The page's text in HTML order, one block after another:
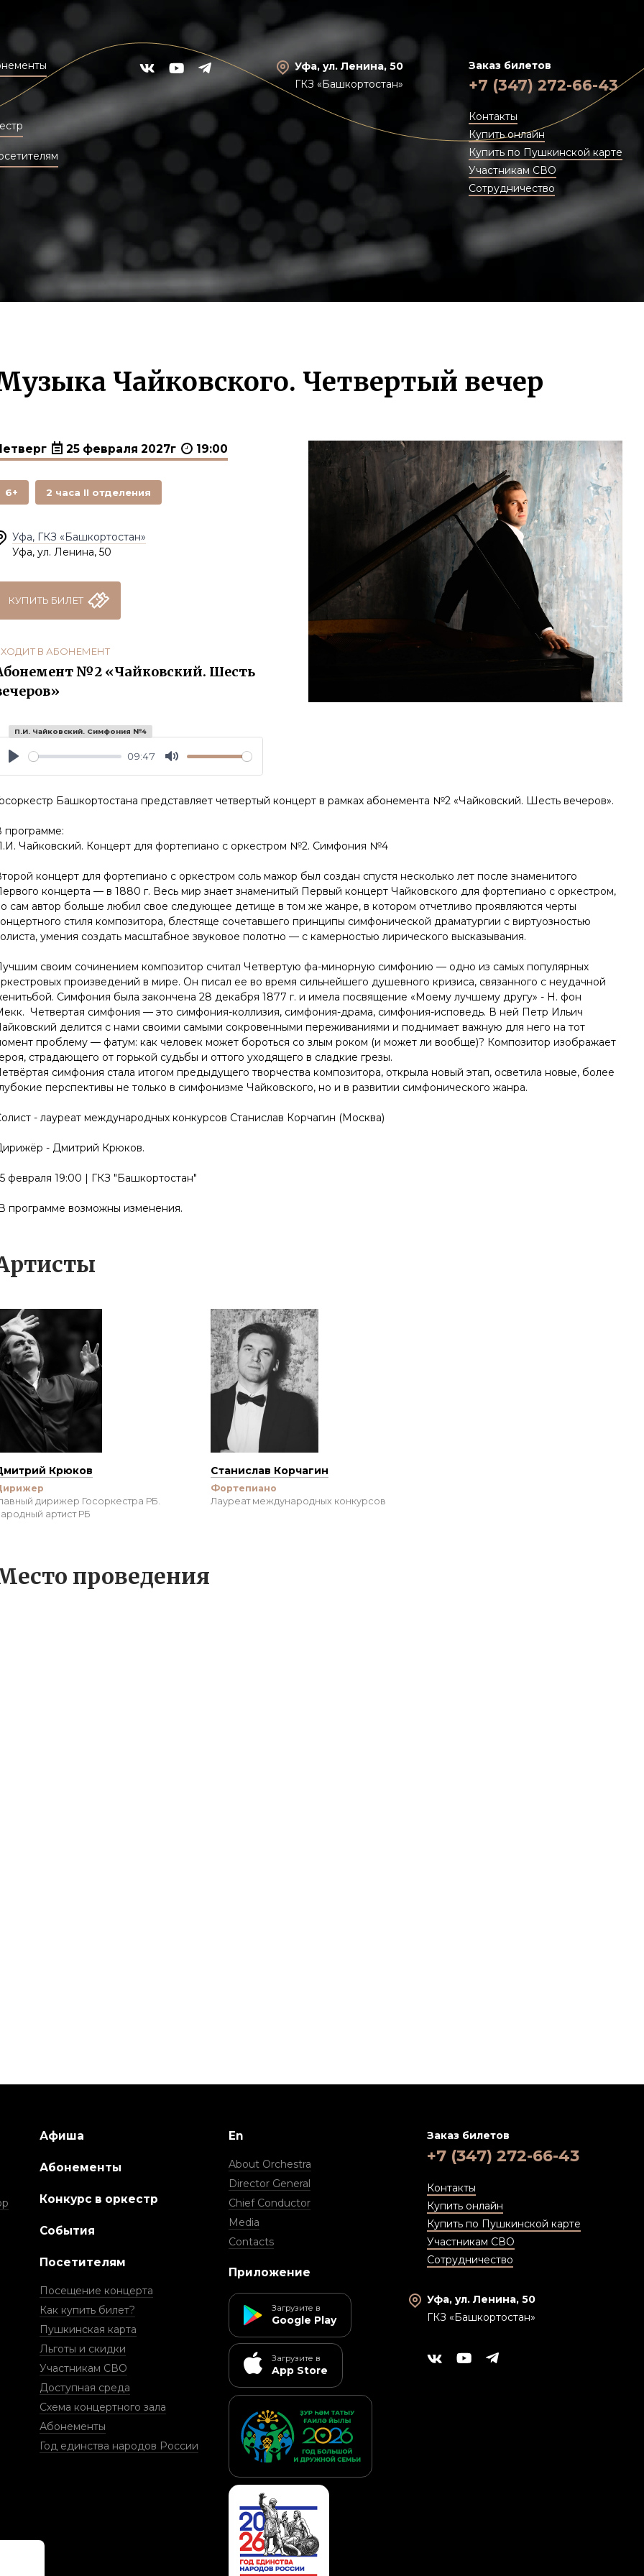
Уфа, ул. Ленина, 50
ГКЗ «Башкортостан»
Заказ билетов
+7 (347) 272-66-43
Контакты
Купить онлайн
Купить по Пушкинской карте
Участникам СВО
Сотрудничество
Чайковского. Четвертый вечер
25 февраля 2027г 19:00
6+ 2 часа II отделения
Уфа, ГКЗ «Башкортостан»
Уфа, ул. Ленина, 50
КУПИТЬ БИЛЕТ
В АБОНЕМЕНТ
№2 «Чайковский. Шесть
09:47
П.И. Чайковский. Симфония №4
Башкортостана представляет четвертый концерт в рамках абонемента №2 «Чайковский. Шесть вечеров».
программе:
Чайковский. Концерт для фортепиано с оркестром №2. Симфония №4
концерт для фортепиано с оркестром соль мажор был создан спустя несколько лет после знаменитого
концерта — в 1880 г. Весь мир знает знаменитый Первый концерт Чайковского для фортепиано с оркестром,
сам автор больше любил свое следующее детище в том же жанре, в котором отчетливо проявляются черты
стиля композитора, блестяще сочетавшего принципы симфонической драматургии с виртуозностью
умения создать масштабное звуковое полотно — с камерностью лирического высказывания.
своим сочинением композитор считал Четвертую фа-минорную симфонию — одно из самых популярных
произведений в мире. Он писал ее во время сильнейшего душевного кризиса, связанного с неудачной
Симфония была закончена 28 декабря 1877 г. и имела посвящение «Моему лучшему другу» - Н. фон
Четвертая симфония — это симфония-коллизия, симфония-драма, симфония-исповедь. В ней Петр Ильич
делится с нами своими самыми сокровенными переживаниями и поднимает важную для него на тот
проблему — фатум: как человек может бороться со злым роком (и может ли вообще)? Композитор изображает
страдающего от горькой судьбы и оттого уходящего в сладкие грезы.
симфония стала итогом предыдущего творчества композитора, открыла новый этап, осветила новые, более
перспективы не только в симфонизме Чайковского, но и в развитии симфонического жанра.
- лауреат международных конкурсов Станислав Корчагин (Москва)
- Дмитрий Крюков.
февраля 19:00 | ГКЗ "Башкортостан"
программе возможны изменения.
Крюков
дирижер Госоркестра РБ.
артист РБ
Станислав Корчагин
Фортепиано
Лауреат международных конкурсов
проведения
Афиша
Абонементы
Конкурс в оркестр
События
Посетителям
Посещение концерта
Как купить билет?
Пушкинская карта
Льготы и скидки
Участникам СВО
Доступная среда
Схема концертного зала
Абонементы
Год единства народов России
En
About Orchestra
Director General
Chief Conductor
Media
Contacts
Приложение
Загрузите в
Google Play
Загрузите в
App Store
Заказ билетов
+7 (347) 272-66-43
Контакты
Купить онлайн
Купить по Пушкинской карте
Участникам СВО
Сотрудничество
Уфа, ул. Ленина, 50
ГКЗ «Башкортостан»